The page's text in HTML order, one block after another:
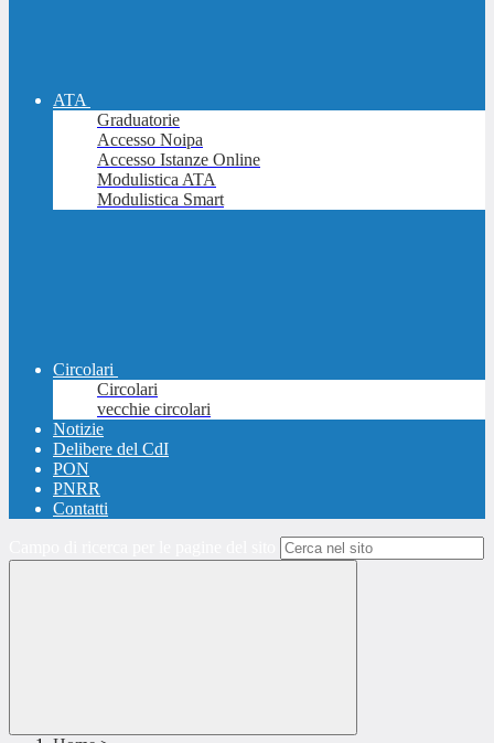
ATA
Graduatorie
Accesso Noipa
Accesso Istanze Online
Modulistica ATA
Modulistica Smart
Circolari
Circolari
vecchie circolari
Notizie
Delibere del CdI
PON
PNRR
Contatti